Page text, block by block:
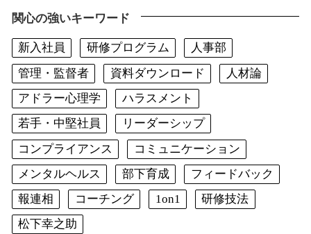
関心の強いキーワード
新入社員 研修プログラム
人事部
管理・監督者
資料ダウンロード
人材論
アドラー心理学
ハラスメント
若手・中堅社員
リーダーシップ
コンプライアンス
コミュニケーション
メンタルヘルス
部下育成
フィードバック
報連相
コーチング 1on1
研修技法
松下幸之助